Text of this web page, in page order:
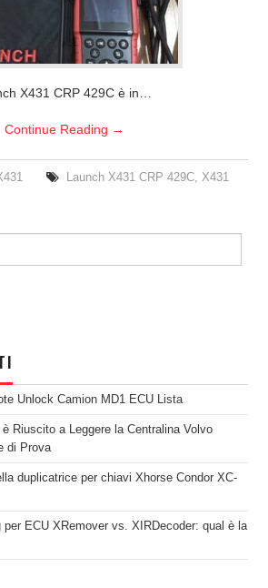
X431 CRP 429C è in…
Continue Reading →
Launch X431 CRP 429C, X431
Unlock Camion MD1 ECU Lista
Riuscito a Leggere la Centralina Volvo
di Prova
duplicatrice per chiavi Xhorse Condor XC-
per ECU XRemover vs. XIRDecoder: qual è la